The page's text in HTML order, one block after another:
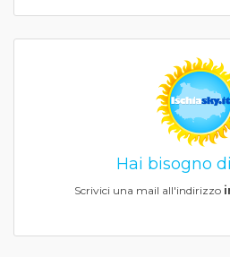
Hai bisogno
Scrivici una mail all'indirizzo